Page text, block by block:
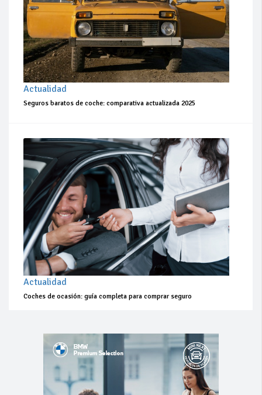
Actualidad
Seguros baratos de coche: comparativa actualizada 2025
Actualidad
Coches de ocasión: guía completa para comprar seguro